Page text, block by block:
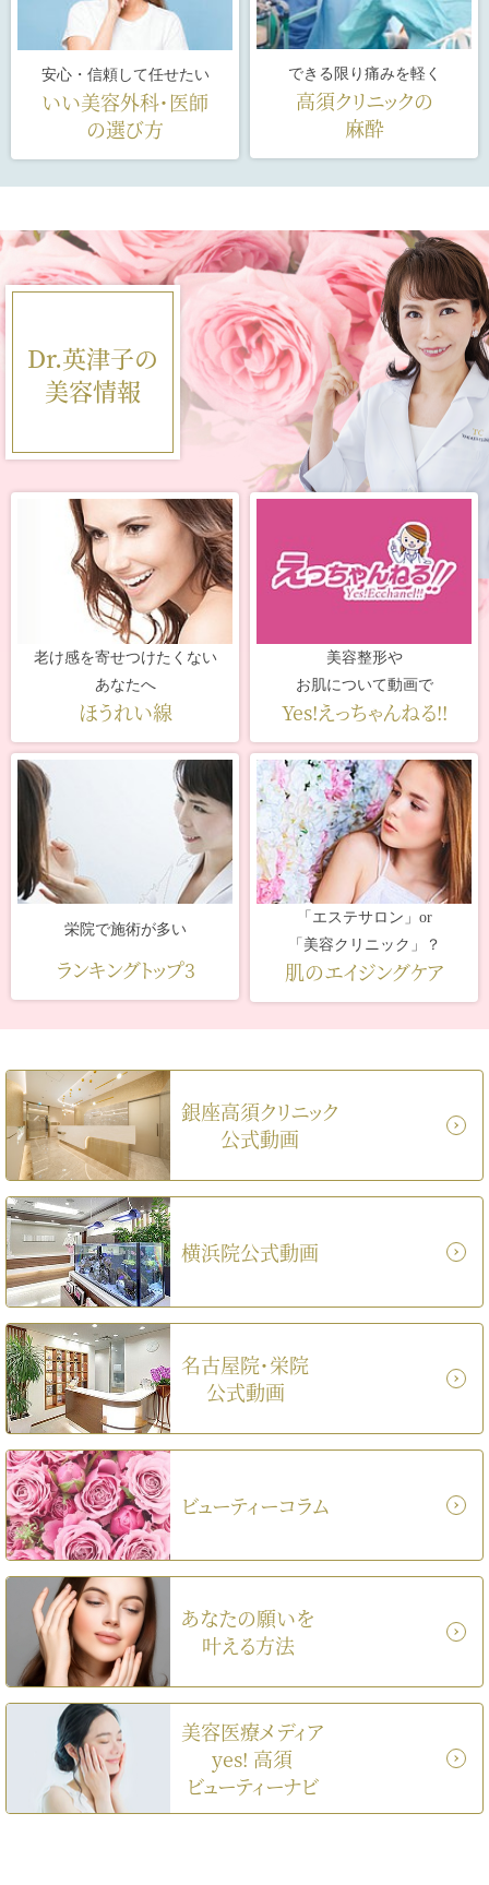
安心・信頼して任せたい
いい美容外科・医師
の選び方
できる限り痛みを軽く
高須クリニックの
麻酔
Dr.英津子の
美容情報
老け感を寄せつけたくない
あなたへ
ほうれい線
美容整形や
お肌について動画で
Yes!えっちゃんねる!!
栄院で施術が多い
ランキングトップ3
「エステサロン」or
「美容クリニック」？
肌のエイジングケア
銀座高須クリニック
公式動画
横浜院公式動画
名古屋院・栄院
公式動画
ビューティーコラム
あなたの願いを
叶える方法
美容医療メディア
yes! 高須
ビューティーナビ